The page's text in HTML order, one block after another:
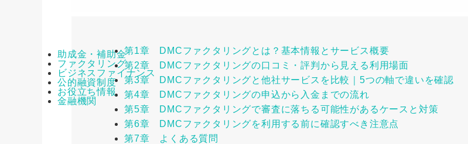
助成金・補助金
ファクタリング
ビジネスファイナンス
公的融資制度
お役立ち情報
金融機関
第1章 DMCファクタリングとは？基本情報とサービス概要
第2章 DMCファクタリングの口コミ・評判から見える利用場面
第3章 DMCファクタリングと他社サービスを比較｜5つの軸で違いを確認
第4章 DMCファクタリングの申込から入金までの流れ
第5章 DMCファクタリングで審査に落ちる可能性があるケースと対策
第6章 DMCファクタリングを利用する前に確認すべき注意点
第7章 よくある質問